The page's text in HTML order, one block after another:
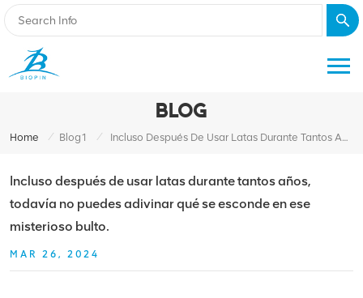
BLOG
Home / Blog1 / Incluso Después De Usar Latas Durante Tantos Años, Todavía No Puedes Adivinar Qué Se Esconde En Ese Misterioso Bulto.
Incluso después de usar latas durante tantos años,
todavía no puedes adivinar qué se esconde en ese
misterioso bulto.
MAR 26, 2024